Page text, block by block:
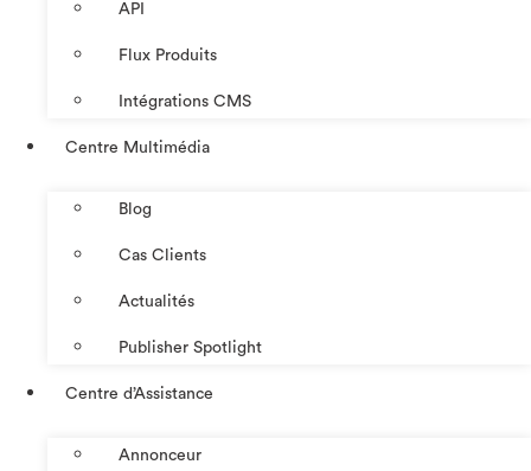
API
Flux Produits
Intégrations CMS
Centre Multimédia
Blog
Cas Clients
Actualités
Publisher Spotlight
Centre d’Assistance
Annonceur